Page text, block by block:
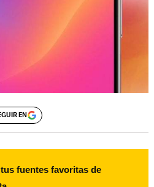
EN
fuentes favoritas de